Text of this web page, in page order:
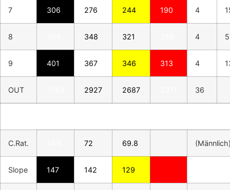
7 306 276 244 190 4
8 348 321 4 5
9 401 367 346 313 4
OUT 2927 2687 36
C.Rat. 72 69.8
Slope 147 142 129